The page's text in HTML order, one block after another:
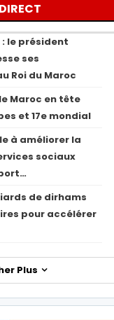
: le président
ses
Roi du Maroc
Maroc en tête
et 17e mondial
à améliorer la
sociaux
de dirhams
pour accélérer
Plus